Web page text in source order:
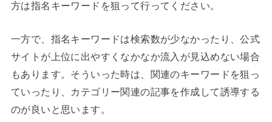
方は指名キーワードを狙って行ってください。
一方で、指名キーワードは検索数が少なかったり、公式
サイトが上位に出やすくなかなか流入が見込めない場合
もあります。そういった時は、関連のキーワードを狙っ
ていったり、カテゴリー関連の記事を作成して誘導する
のが良いと思います。